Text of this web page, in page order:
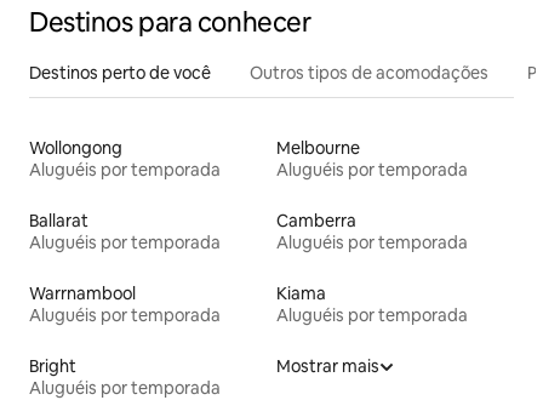
Destinos para conhecer
Destinos perto de você Outros tipos de acomodações
Wollongong
Aluguéis por temporada
Melbourne
Aluguéis por temporada
Ballarat
Aluguéis por temporada
Camberra
Aluguéis por temporada
Warrnambool
Aluguéis por temporada
Kiama
Aluguéis por temporada
Bright
Aluguéis por temporada
Mostrar mais